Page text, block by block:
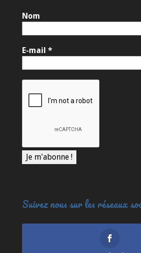
Nom
E-mail *
Suivez nous sur les réseaux